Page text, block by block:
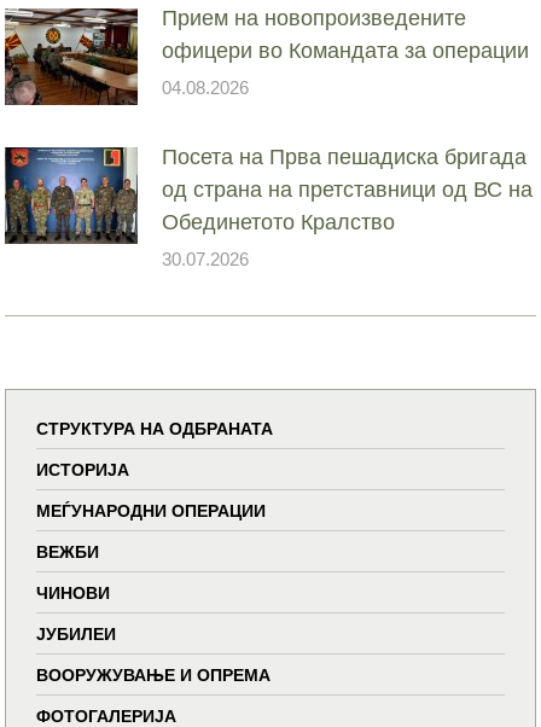
Прием на новопроизведените
офицери во Командата за операции
04.08.2026
Посета на Прва пешадиска бригада
од страна на претставници од ВС на
Обединетото Кралство
30.07.2026
СТРУКТУРА НА ОДБРАНАТА
ИСТОРИЈА
МЕЃУНАРОДНИ ОПЕРАЦИИ
ВЕЖБИ
ЧИНОВИ
ЈУБИЛЕИ
ВООРУЖУВАЊЕ И ОПРЕМА
ФОТОГАЛЕРИЈА